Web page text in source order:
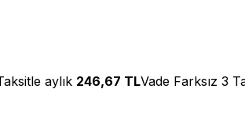
aylık 246,67 TLVade Farksız 3